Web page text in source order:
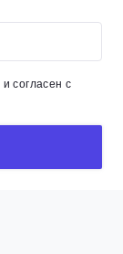
и согласен с